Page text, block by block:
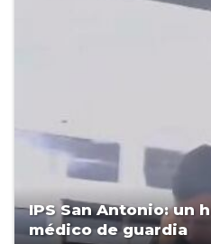
IPS San Antonio: un
médico de guardia